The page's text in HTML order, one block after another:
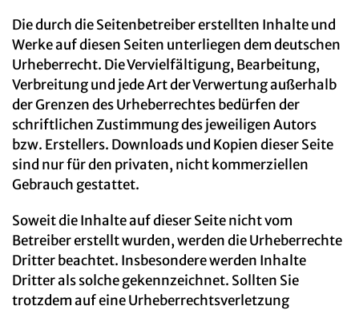
Die durch die Seitenbetreiber erstellten Inhalte und
Werke auf diesen Seiten unterliegen dem deutschen
Urheberrecht. Die Vervielfältigung, Bearbeitung,
Verbreitung und jede Art der Verwertung außerhalb
der Grenzen des Urheberrechtes bedürfen der
schriftlichen Zustimmung des jeweiligen Autors
bzw. Erstellers. Downloads und Kopien dieser Seite
sind nur für den privaten, nicht kommerziellen
Gebrauch gestattet.
Soweit die Inhalte auf dieser Seite nicht vom
Betreiber erstellt wurden, werden die Urheberrechte
Dritter beachtet. Insbesondere werden Inhalte
Dritter als solche gekennzeichnet. Sollten Sie
trotzdem auf eine Urheberrechtsverletzung